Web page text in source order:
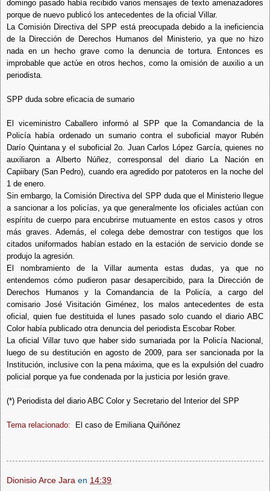
domingo pasado había recibido varios mensajes de texto amenazadores
porque de nuevo publicó los antecedentes de la oficial Villar.
La Comisión Directiva del SPP está preocupada debido a la ineficiencia
de la Dirección de Derechos Humanos del Ministerio, ya que no hizo
nada en un hecho grave como la denuncia de tortura. Entonces es
improbable que actúe en otros hechos, como la omisión de auxilio a un
periodista.
SPP duda sobre eficacia de sumario
El viceministro Caballero informó al SPP que la Comandancia de la
Policía había ordenado un sumario contra el suboficial mayor Rubén
Darío Quintana y el suboficial 2o. Juan Carlos López García, quienes no
auxiliaron a Alberto Núñez, corresponsal del diario La Nación en
Capiibary (San Pedro), cuando era agredido por patoteros en la noche del
1 de enero.
Sin embargo, la Comisión Directiva del SPP duda que el Ministerio llegue
a sancionar a los policías, ya que generalmente los oficiales actúan con
espíritu de cuerpo para encubrirse mutuamente en estos casos y otros
más graves. Además, el colega debe demostrar con testigos que los
citados uniformados habían estado en la estación de servicio donde se
produjo la agresión.
El nombramiento de la Villar aumenta estas dudas, ya que no
entendemos cómo pudieron pasar desapercibido, para la Dirección de
Derechos Humanos y la Comandancia de la Policía, a cargo del
comisario José Visitación Giménez, los malos antecedentes de esta
oficial, quien fue destituida el lunes pasado solo cuando el diario ABC
Color había publicado otra denuncia del periodista Escobar Rober.
La oficial Villar tuvo que haber sido sumariada por la Policía Nacional,
luego de su destitución en agosto de 2009, para ser sancionada por la
Institución, inclusive con la pena máxima, que es la expulsión del cuadro
policial porque ya fue condenada por la justicia por lesión grave.
(*) Periodista del diario ABC Color y Secretario del Interior del SPP
Tema relacionado: El caso de Emiliana Quiñónez
Dionisio Arce Jara en 14:39